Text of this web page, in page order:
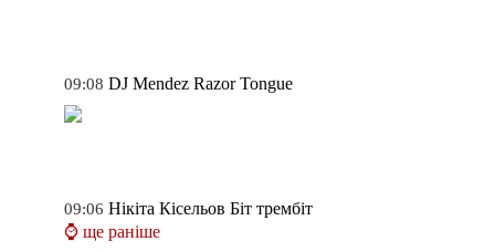
09:08 DJ Mendez Razor Tongue
09:06 Нікіта Кісельов Біт трембіт
⌚ ще раніше